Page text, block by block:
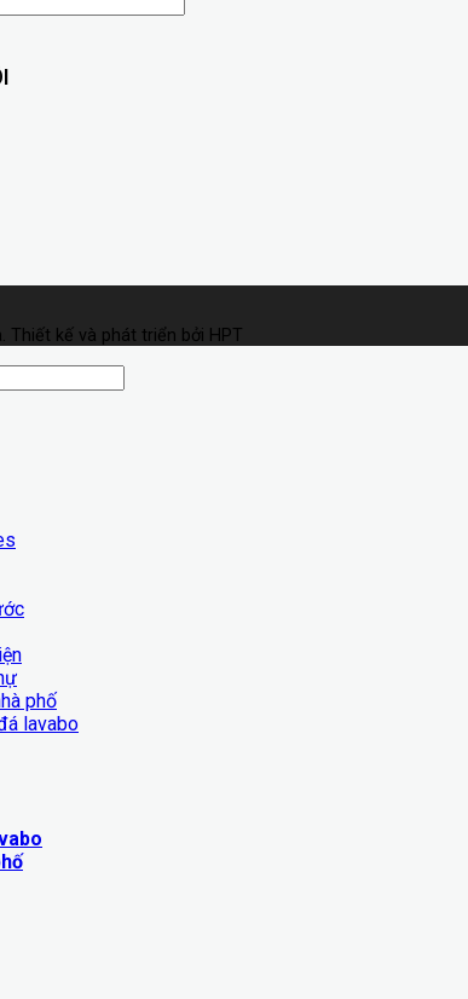
Thiết kế và phát triển bởi HPT
phố
lavabo